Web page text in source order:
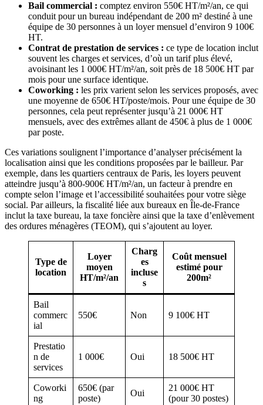
Bail commercial : comptez environ 550€ HT/m²/an, ce qui
conduit pour un bureau indépendant de 200 m² destiné à une
équipe de 30 personnes à un loyer mensuel d’environ 9 100€
HT.
Contrat de prestation de services : ce type de location inclut
souvent les charges et services, d’où un tarif plus élevé,
avoisinant les 1 000€ HT/m²/an, soit près de 18 500€ HT par
mois pour une surface identique.
Coworking : les prix varient selon les services proposés, avec
une moyenne de 650€ HT/poste/mois. Pour une équipe de 30
personnes, cela peut représenter jusqu’à 21 000€ HT
mensuels, avec des extrêmes allant de 450€ à plus de 1 000€
par poste.
Ces variations soulignent l’importance d’analyser précisément la
localisation ainsi que les conditions proposées par le bailleur. Par
exemple, dans les quartiers centraux de Paris, les loyers peuvent
atteindre jusqu’à 800-900€ HT/m²/an, un facteur à prendre en
compte selon l’image et l’accessibilité souhaitées pour votre siège
social. Par ailleurs, la fiscalité liée aux bureaux en Île-de-France
inclut la taxe bureau, la taxe foncière ainsi que la taxe d’enlèvement
des ordures ménagères (TEOM), qui s’ajoutent au loyer.
Type de
location
Loyer
moyen
HT/m²/an
Charg
es
incluse
s
Coût mensuel
estimé pour
200m²
Bail
commerc
ial
550€ Non 9 100€ HT
Prestatio
n de
services
1 000€ Oui 18 500€ HT
Coworki
ng
650€ (par
poste)
Oui
21 000€ HT
(pour 30 postes)